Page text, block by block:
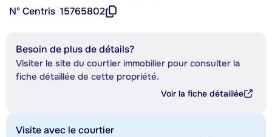
Nº Centris 15765802
Besoin de plus de détails?
Visiter le site du courtier immobilier pour consulter la
fiche détaillée de cette propriété.
Voir la fiche détaillée
Visite avec le courtier